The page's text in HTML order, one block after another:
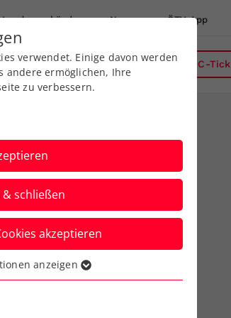
Landesverbände News ÖTV App
Über uns Kreise DC-
–
verwendet. Einige davon werden
andere ermöglichen, Ihre
zu verbessern.
schließen
akzeptieren
Funktionen der
dass die Webseite
anzeigen